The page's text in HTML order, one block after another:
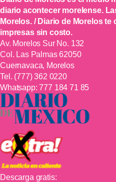
diario acontecer morelense.
Morelos. / Diario de Morelos
impresas sin costo.
Av. Morelos Sur No. 132
Col. Las Palmas 62050
Cuernavaca, Morelos
Tel. (777) 362 0220
Whatsapp:777 184 71 85
Descarga gratis: